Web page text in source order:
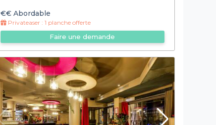
€€Abordable
Privateaser : 1 planche offerte
Faire une demande